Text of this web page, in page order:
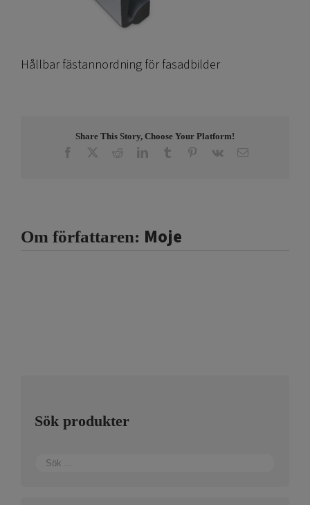
Hållbar fästannordning för fasadbilder
Share This Story, Choose Your Platform!
Facebook RedditLinkedInTumblr Pinterest
Vk E-
Om författaren: Moje
Sök produkter